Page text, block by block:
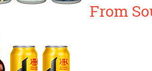
From